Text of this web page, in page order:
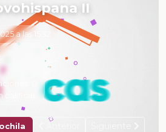
II
a las 15:32
calificar